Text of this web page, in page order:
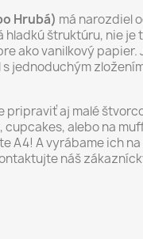
Hrubá) má narozdiel
hladkú štruktúru, nie
ako vanilkový papier.
jednoduchým
pripraviť aj malé
cupcakes, alebo na
A4! A vyrábame ich
náš